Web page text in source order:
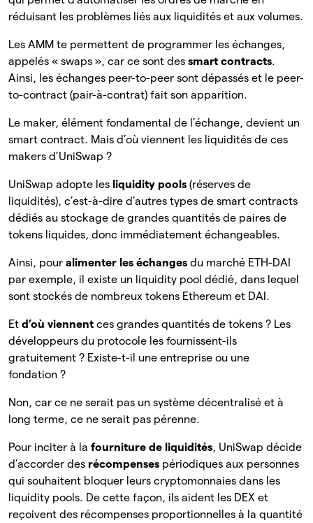
réduisant les problèmes liés aux liquidités et aux volumes.
Les AMM te permettent de programmer les échanges,
appelés « swaps », car ce sont des smart contracts.
Ainsi, les échanges peer-to-peer sont dépassés et le peer-
to-contract (pair-à-contrat) fait son apparition.
Le maker, élément fondamental de l’échange, devient un
smart contract. Mais d’où viennent les liquidités de ces
makers d’UniSwap ?
UniSwap adopte les liquidity pools (réserves de
liquidités), c’est-à-dire d’autres types de smart contracts
dédiés au stockage de grandes quantités de paires de
tokens liquides, donc immédiatement échangeables.
Ainsi, pour alimenter les échanges du marché ETH-DAI
par exemple, il existe un liquidity pool dédié, dans lequel
sont stockés de nombreux tokens Ethereum et DAI.
Et d’où viennent ces grandes quantités de tokens ? Les
développeurs du protocole les fournissent-ils
gratuitement ? Existe-t-il une entreprise ou une
fondation ?
Non, car ce ne serait pas un système décentralisé et à
long terme, ce ne serait pas pérenne.
Pour inciter à la fourniture de liquidités, UniSwap décide
d’accorder des récompenses périodiques aux personnes
qui souhaitent bloquer leurs cryptomonnaies dans les
liquidity pools. De cette façon, ils aident les DEX et
reçoivent des récompenses proportionnelles à la quantité